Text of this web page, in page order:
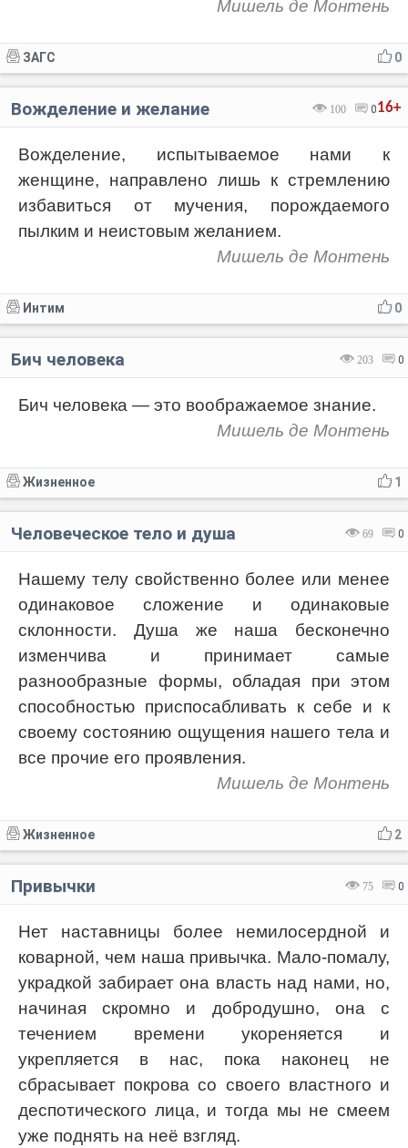
Мишель де Монтень
0
ЗАГС
16+
100 0
Вожделение и желание
Вожделение, испытываемое нами к
женщине, направлено лишь к стремлению
избавиться от мучения, порождаемого
пылким и неистовым желанием.
Мишель де Монтень
0
Интим
203 0
Бич человека
Бич человека — это воображаемое знание.
Мишель де Монтень
1
Жизненное
69 0
Человеческое тело и душа
Нашему телу свойственно более или менее
одинаковое сложение и одинаковые
склонности. Душа же наша бесконечно
изменчива и принимает самые
разнообразные формы, обладая при этом
способностью приспосабливать к себе и к
своему состоянию ощущения нашего тела и
все прочие его проявления.
Мишель де Монтень
2
Жизненное
75 0
Привычки
Нет наставницы более немилосердной и
коварной, чем наша привычка. Мало-помалу,
украдкой забирает она власть над нами, но,
начиная скромно и добродушно, она с
течением времени укореняется и
укрепляется в нас, пока наконец не
сбрасывает покрова со своего властного и
деспотического лица, и тогда мы не смеем
уже поднять на неё взгляд.